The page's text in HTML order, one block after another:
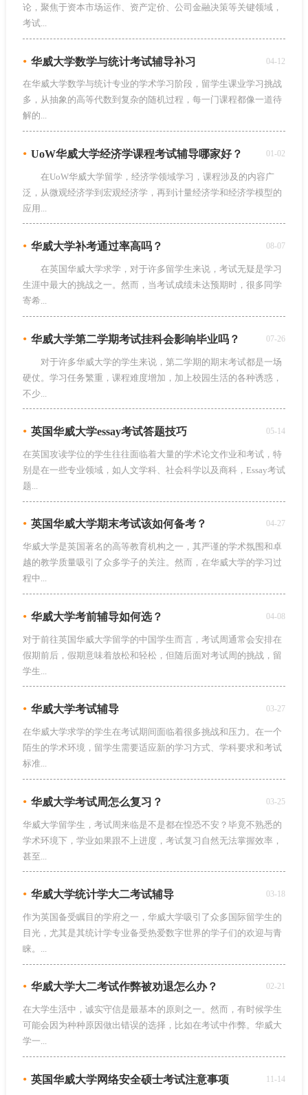
论，聚焦于资本市场运作、资产定价、公司金融决策等关键领域，
考试...
• 华威大学数学与统计考试辅导补习 04-12
在华威大学数学与统计专业的学术学习阶段，留学生课业学习挑战
多，从抽象的高等代数到复杂的随机过程，每一门课程都像一道待
解的...
• UoW华威大学经济学课程考试辅导哪家好？ 01-02
在UoW华威大学留学，经济学领域学习，课程涉及的内容广
泛，从微观经济学到宏观经济学，再到计量经济学和经济学模型的
应用...
• 华威大学补考通过率高吗？ 08-07
在英国华威大学求学，对于许多留学生来说，考试无疑是学习
生涯中最大的挑战之一。然而，当考试成绩未达预期时，很多同学
寄希...
• 华威大学第二学期考试挂科会影响毕业吗？ 07-26
对于许多华威大学的学生来说，第二学期的期末考试都是一场
硬仗。学习任务繁重，课程难度增加，加上校园生活的各种诱惑，
不少...
• 英国华威大学essay考试答题技巧 05-14
在英国攻读学位的学生往往面临着大量的学术论文作业和考试，特
别是在一些专业领域，如人文学科、社会科学以及商科，Essay考试
题...
• 英国华威大学期末考试该如何备考？ 04-27
华威大学是英国著名的高等教育机构之一，其严谨的学术氛围和卓
越的教学质量吸引了众多学子的关注。然而，在华威大学的学习过
程中...
• 华威大学考前辅导如何选？ 04-08
对于前往英国华威大学留学的中国学生而言，考试周通常会安排在
假期前后，假期意味着放松和轻松，但随后面对考试周的挑战，留
学生...
• 华威大学考试辅导 03-27
在华威大学求学的学生在考试期间面临着很多挑战和压力。在一个
陌生的学术环境，留学生需要适应新的学习方式、学科要求和考试
标准...
• 华威大学考试周怎么复习？ 03-25
华威大学留学生，考试周来临是不是都在惶恐不安？毕竟不熟悉的
学术环境下，学业如果跟不上进度，考试复习自然无法掌握效率，
甚至...
• 华威大学统计学大二考试辅导 03-18
作为英国备受瞩目的学府之一，华威大学吸引了众多国际留学生的
目光，尤其是其统计学专业备受热爱数字世界的学子们的欢迎与青
睐。...
• 华威大学大二考试作弊被劝退怎么办？ 02-21
在大学生活中，诚实守信是最基本的原则之一。然而，有时候学生
可能会因为种种原因做出错误的选择，比如在考试中作弊。华威大
学一...
• 英国华威大学网络安全硕士考试注意事项 11-14